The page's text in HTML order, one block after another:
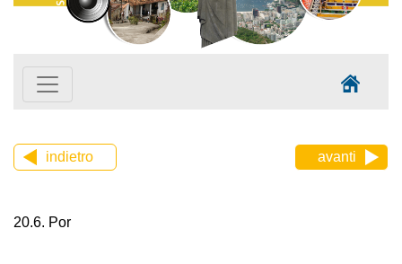
indietro avanti
20.6. Por